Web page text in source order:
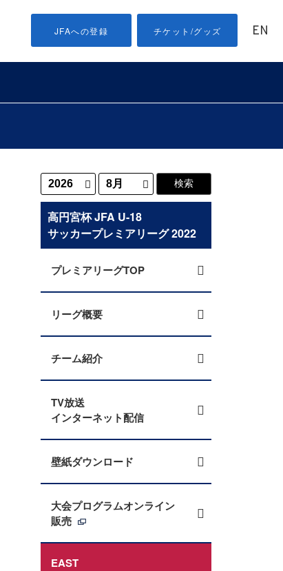
JFAへの登録 チケット/グッズ EN
高円宮杯 JFA U-18
サッカープレミアリーグ 2022
プレミアリーグTOP
リーグ概要
チーム紹介
TV放送
インターネット配信
壁紙ダウンロード
大会プログラムオンライン
販売
EAST